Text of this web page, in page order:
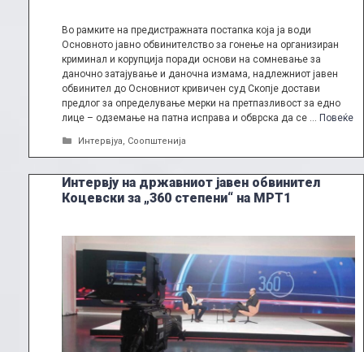
Во рамките на предистражната постапка која ја води
Основното јавно обвинителство за гонење на организиран
криминал и корупција поради основи на сомневање за
даночно затајување и даночна измама, надлежниот јавен
обвинител до Основниот кривичен суд Скопје достави
предлог за определување мерки на претпазливост за едно
лице – одземање на патна исправа и обврска да се … Повеќе
Categories
Интервјуа Соопштенија
Интервју на државниот јавен обвинител
Коцевски за „360 степени“ на МРТ1